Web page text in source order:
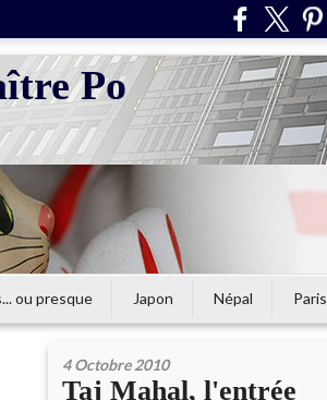
Po
ou presque Japon Népal Paris
4 Octobre 2010
Taj Mahal, l'entrée